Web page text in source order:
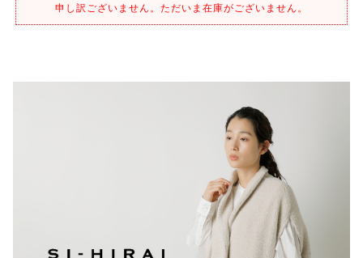
申し訳ございません。ただいま在庫がございません。